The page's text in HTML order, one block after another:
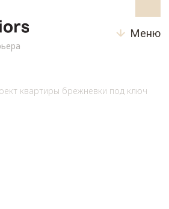
квартиры брежневки под ключ